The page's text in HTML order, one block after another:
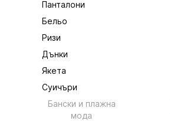
Панталони
Бельо
Ризи
Дънки
Якета
Суичъри
Бански и плажна
мода